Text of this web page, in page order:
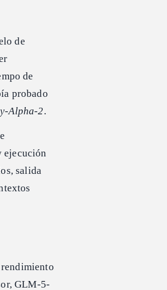
de
de
probado
Alpha-2.
ejecución
salida
GLM-5-